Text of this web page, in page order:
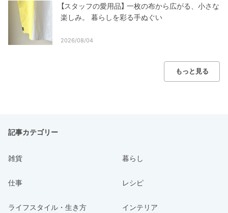
【スタッフの愛用品】 一枚の布から広がる、小さな
楽しみ。 暮らしを彩る手ぬぐい
2026/08/04
もっと見る
記事カテゴリー
雑貨 暮らし
仕事 レシピ
ライフスタイル・生き方 インテリア